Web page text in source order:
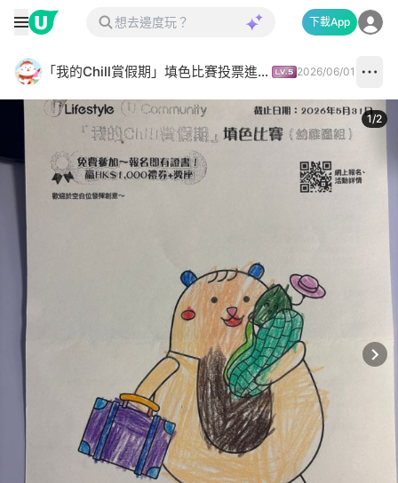
下載App
「我的Chill賞假期」填色比賽投票進行中✅ 2026/06/01
1/2